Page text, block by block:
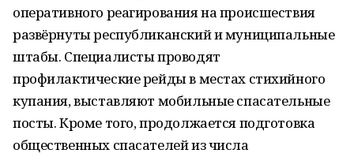
оперативного реагирования на происшествия
развёрнуты республиканский и муниципальные
штабы. Специалисты проводят
профилактические рейды в местах стихийного
купания, выставляют мобильные спасательные
посты. Кроме того, продолжается подготовка
общественных спасателей из числа